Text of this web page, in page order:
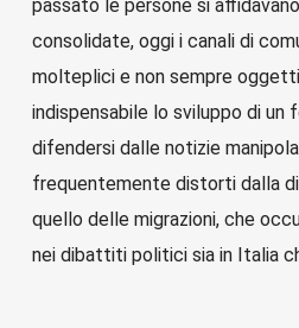
passato le persone si
consolidate, oggi i canali di
molteplici e non sempre
indispensabile lo sviluppo di
difendersi dalle notizie
frequentemente distorti dalla
quello delle migrazioni, che
nei dibattiti politici sia in Italia